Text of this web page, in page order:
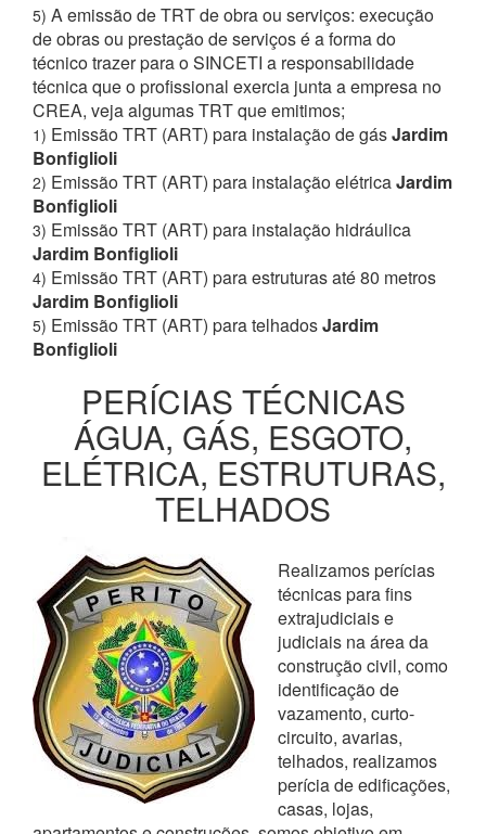
5) A emissão de TRT de obra ou serviços: execução
de obras ou prestação de serviços é a forma do
técnico trazer para o SINCETI a responsabilidade
técnica que o profissional exercia junta a empresa no
CREA, veja algumas TRT que emitimos;
1) Emissão TRT (ART) para instalação de gásJardim
Bonfiglioli
2) Emissão TRT (ART) para instalação elétricaJardim
Bonfiglioli
3) Emissão TRT (ART) para instalação hidráulica
Jardim Bonfiglioli
4) Emissão TRT (ART) para estruturas até 80 metros
Jardim Bonfiglioli
5) Emissão TRT (ART) para telhadosJardim
Bonfiglioli
PERÍCIAS TÉCNICAS
ÁGUA, GÁS, ESGOTO,
ELÉTRICA, ESTRUTURAS,
TELHADOS
Realizamos perícias
técnicas para fins
extrajudiciais e
judiciais na área da
construção civil, como
identificação de
vazamento, curto-
circuito, avarias,
telhados, realizamos
perícia de edificações,
casas, lojas,